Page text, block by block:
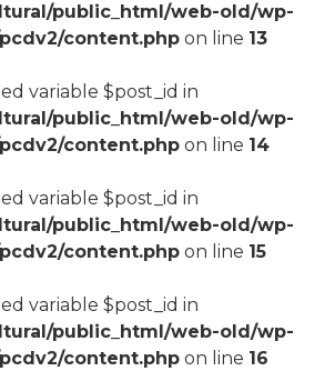
public_html/web-old/wp-
content.php on line 13
variable $post_id in
public_html/web-old/wp-
content.php on line 14
variable $post_id in
public_html/web-old/wp-
content.php on line 15
variable $post_id in
public_html/web-old/wp-
content.php on line 16